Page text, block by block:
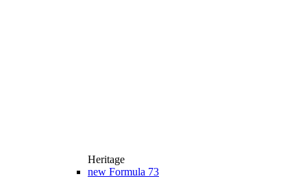
Heritage
new Formula 73